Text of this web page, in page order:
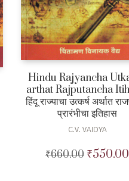
Hindu Rajyancha
arthat Rajputancha
हिंदू राज्याचा उत्कर्ष अर्थात
प्रारंभीचा इतिहास
C.V. VAIDYA
₹660.00 Original
₹550.00